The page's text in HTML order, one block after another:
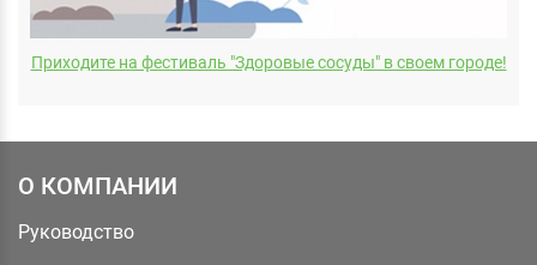
Приходите на фестиваль "Здоровые сосуды" в своем городе!
О КОМПАНИИ
Руководство